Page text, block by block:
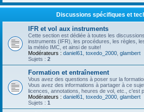
Discussions spécifiques et
IFR et vol aux instruments
Cette section est dédiée à toutes les
instruments (IFR), les procédures, les règles,
la météo IMC, et ainsi de suite!
Modérateurs : daniel61 toxedo_2000 glambert
Sujets : 2
Formation et entraînement
Vous avez des questions à poser sur la
Vous avez des informations à partager à ce
licences, annotations, heures de vol, etc., c'est
Modérateurs : daniel61 toxedo_2000 glambert
Sujets : 1